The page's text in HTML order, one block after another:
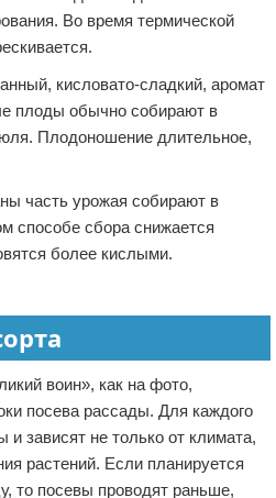
Во время термической
кисловато-сладкий, аромат
плоды обычно собирают в
Плодоношение длительное,
часть урожая собирают в
способе сбора снижается
более кислыми.
воин», как на фото,
посева рассады. Для каждого
и зависят не только от климата,
растений. Если планируется
то посевы проводят раньше,